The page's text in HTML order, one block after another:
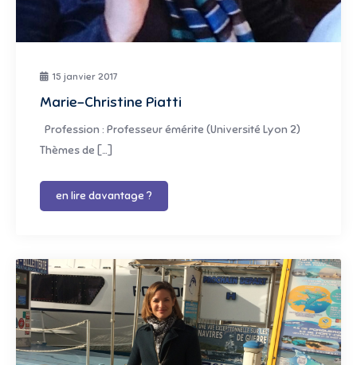
15 janvier 2017
Marie-Christine Piatti
Profession : Professeur émérite (Université Lyon 2)
Thèmes de […]
en lire davantage ?